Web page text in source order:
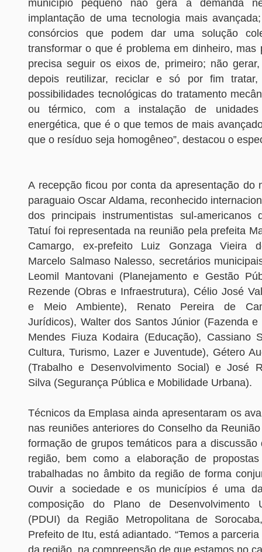
município pequeno não gera a demanda
implantação de uma tecnologia mais
consórcios que podem dar uma solução
transformar o que é problema em dinheiro, mas
precisa seguir os eixos de, primeiro; não
depois reutilizar, reciclar e só por fim tratar,
possibilidades tecnológicas do tratamento
ou térmico, com a instalação de unidades
energética, que é o que temos de mais
que o resíduo seja homogêneo”, destacou o
A recepção ficou por conta da apresentação do
paraguaio Oscar Aldama, reconhecido
dos principais instrumentistas sul-americanos
Tatuí foi representada na reunião pela prefeita
Camargo, ex-prefeito Luiz Gonzaga Vieira
Marcelo Salmaso Nalesso, secretários
Leomil Mantovani (Planejamento e Gestão
Rezende (Obras e Infraestrutura), Célio José
e Meio Ambiente), Renato Pereira de
Jurídicos), Walter dos Santos Júnior (Fazenda e
Mendes Fiuza Kodaira (Educação), Cassiano
Cultura, Turismo, Lazer e Juventude), Gétero
(Trabalho e Desenvolvimento Social) e José
Silva (Segurança Pública e Mobilidade Urbana).
Técnicos da Emplasa ainda apresentaram os
nas reuniões anteriores do Conselho da
formação de grupos temáticos para a discussão
região, bem como a elaboração de
trabalhadas no âmbito da região de forma
Ouvir a sociedade e os municípios é uma
composição do Plano de Desenvolvimento
(PDUI) da Região Metropolitana de
Prefeito de Itu, está adiantado. “Temos a
da região, na compreensão de que estamos no